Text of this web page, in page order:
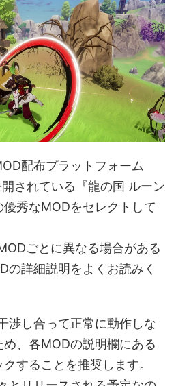
配布プラットフォーム
されている『龍の国 ルーン
秀なMODをセレクトして
ごとに異なる場合がある
の詳細説明をよくお読みく
渉し合って正常に動作しな
め、各MODの説明欄にある
することを推奨します。